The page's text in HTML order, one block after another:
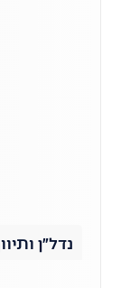
נדל״ן